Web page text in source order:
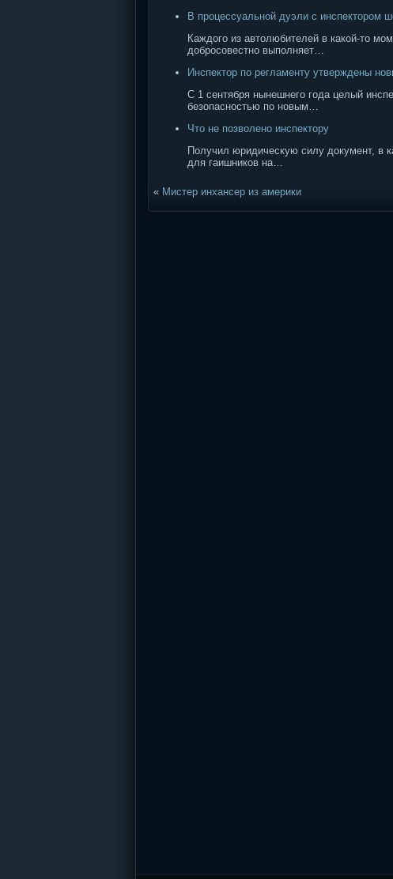
В процессуальной дуэли с инспектором
Каждого из автолюбителей в какой-то
добросовестно выполняет…
Инспектор по регламенту утверждены
С 1 сентября нынешнего года целый
безопасностью по новым…
Что не позволено инспектору
Получил юридическую силу документ, в
для гаишников на…
« Мистер инхансер из америки